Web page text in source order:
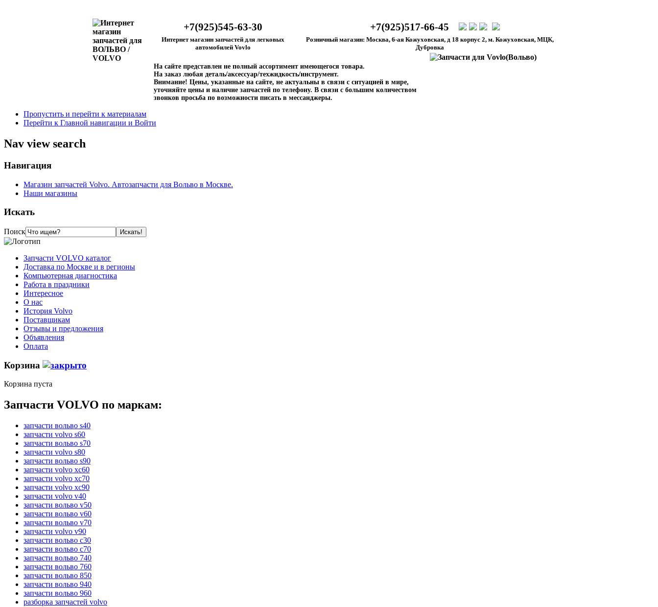
+7(925)545-63-30
Интернет магазин запчастей для легковых
автомобилей Vovlo
+7(925)517-66-45
Розничный магазин: Москва, 6-ая Кожуховская, д 18 корпус 2, м. Кожуховская, МЦК,
Дубровка
На сайте представлен не полный ассортимент имеющегося товара.
На заказ любая деталь/аксессуар/техжидкость/инструмент.
Внимание! Цены, указанные на сайте, не актуальны в связи с ситуацией в мире,
уточняйте цены и наличие запчастей по телефону. В связи с большим количеством
звонков просьба по возможности писать в мессанджеры.
Пропустить и перейти к материалам
Перейти к Главной навигации и Войти
Nav view search
Навигация
Магазин запчастей Volvo. Автозапчасти для Вольво в Москве.
Наши магазины
Искать
Поиск
Запчасти VOLVO каталог
Доставка по Москве и в регионы
Компьютерная диагностика
Работа в праздники
Интересное
О нас
История Volvo
Поставщикам
Отзывы и предложения
Объявления
Оплата
Корзина
Корзина пуста
Запчасти VOLVO по маркам:
запчасти вольво s40
запчасти volvo s60
запчасти вольво s70
запчасти volvo s80
запчасти вольво s90
запчасти volvo xc60
запчасти volvo xc70
запчасти volvo xc90
запчасти volvo v40
запчасти вольво v50
запчасти вольво v60
запчасти вольво v70
запчасти volvo v90
запчасти вольво c30
запчасти вольво c70
запчасти вольво 740
запчасти вольво 760
запчасти вольво 850
запчасти вольво 940
запчасти вольво 960
разборка запчастей volvo